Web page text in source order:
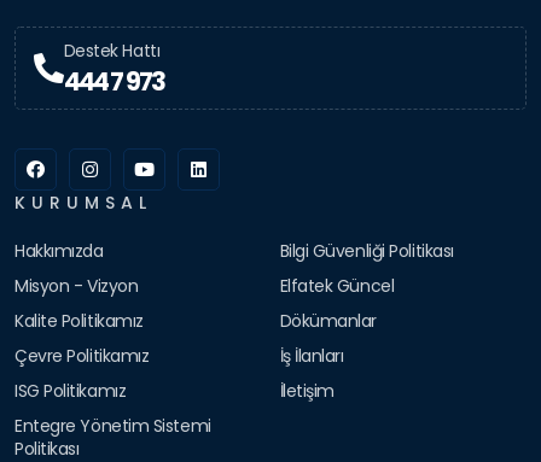
Destek Hattı
444 7 973
KURUMSAL
Hakkımızda
Misyon - Vizyon
Kalite Politikamız
Çevre Politikamız
ISG Politikamız
Entegre Yönetim Sistemi
Politikası
Bilgi Güvenliği Politikası
Elfatek Güncel
Dökümanlar
İş İlanları
İletişim